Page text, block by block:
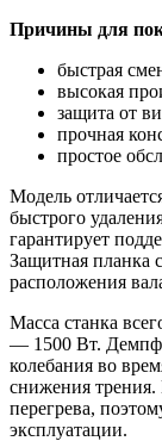
Причины для
быстрая
высокая
защита от
прочная
простое
Модель
быстрого
гарантирует
Защитная планка
расположения
Масса станка
— 1500 Вт.
колебания во
снижения трения.
перегрева,
эксплуатации.